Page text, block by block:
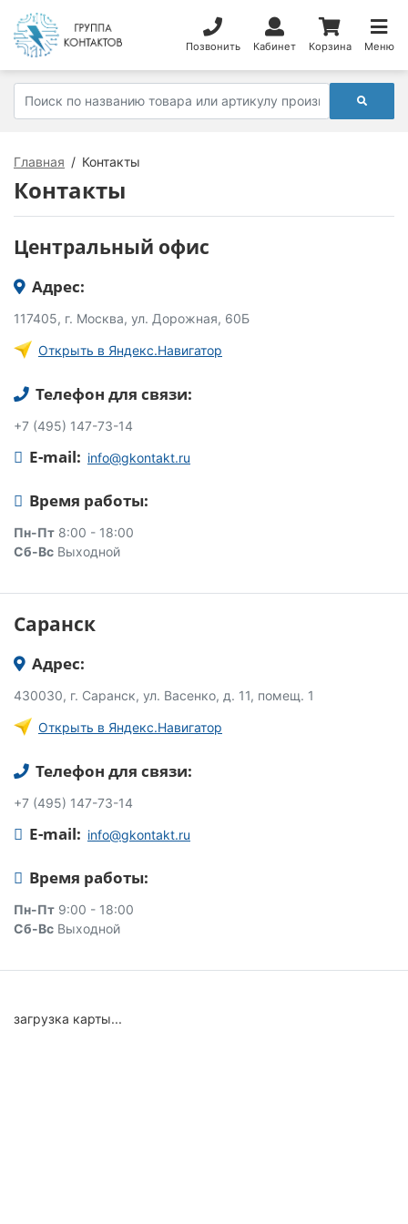
Позвонить Кабинет Корзина Меню
Главная Контакты
Контакты
Центральный офис
Адрес:
117405, г. Москва, ул. Дорожная, 60Б
Открыть в Яндекс.Навигатор
Телефон для связи:
+7 (495) 147-73-14
E-mail: info@gkontakt.ru
Время работы:
Пн-Пт 8:00 - 18:00
Сб-Вс Выходной
Саранск
Адрес:
430030, г. Саранск, ул. Васенко, д. 11, помещ. 1
Открыть в Яндекс.Навигатор
Телефон для связи:
+7 (495) 147-73-14
E-mail: info@gkontakt.ru
Время работы:
Пн-Пт 9:00 - 18:00
Сб-Вс Выходной
загрузка карты...